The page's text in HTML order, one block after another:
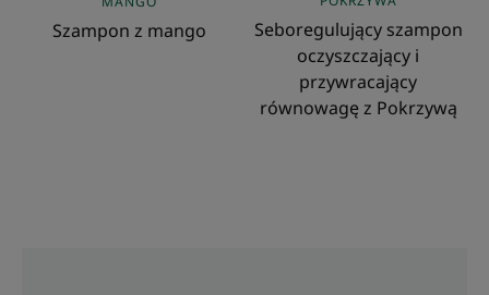
Szampon z mango
Seboregulujący szampon
oczyszczający i
przywracający
równowagę z Pokrzywą